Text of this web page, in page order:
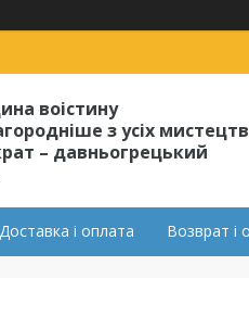
воістину
з усіх
– давньогрецький
Доставка і оплата Возврат і